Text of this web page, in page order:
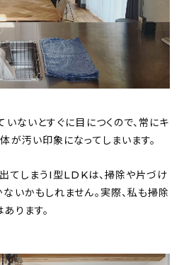
いないとすぐに目につくので、常にキ
が汚い印象になってしまいます。
てしまうI型LDKは、掃除や片づけ
いかもしれません。実際、私も掃除
ります。